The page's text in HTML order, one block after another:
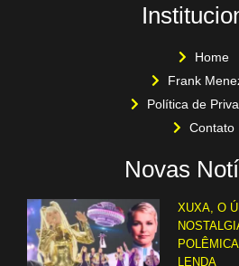
Home
Frank
Política de
Contato
Novas
XUXA, O
LENDA